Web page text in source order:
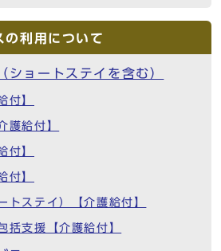
の利用について
ショートステイを含む）
付】
護給付】
付】
付】
トステイ）【介護給付】
括支援【介護給付】